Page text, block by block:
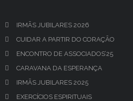
IRMÃS JUBILARES 2026
CUIDAR A PARTIR DO CORAÇÃO
ENCONTRO DE ASSOCIADOS’25
CARAVANA DA ESPERANÇA
IRMÃS JUBILARES 2025
EXERCÍCIOS ESPIRITUAIS